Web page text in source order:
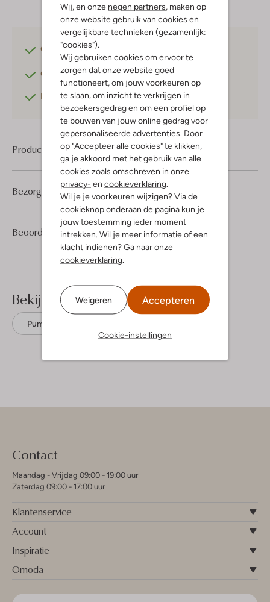
Wij, en onze negen partners, maken op
onze website gebruik van cookies en
vergelijkbare technieken (gezamenlijk:
"cookies").
Wij gebruiken cookies om ervoor te
zorgen dat onze website goed
functioneert, om jouw voorkeuren op
te slaan, om inzicht te verkrijgen in
bezoekersgedrag en om een profiel op
te bouwen van jouw online gedrag voor
gepersonaliseerde advertenties. Door
op "Accepteer alle cookies" te klikken,
ga je akkoord met het gebruik van alle
cookies zoals omschreven in onze
privacy- en cookieverklaring.
Wil je je voorkeuren wijzigen? Via de
cookieknop onderaan de pagina kun je
jouw toestemming ieder moment
intrekken. Wil je meer informatie of een
klacht indienen? Ga naar onze
cookieverklaring.
Weigeren Accepteren
Cookie-instellingen
Gratis verzending
Gratis retournerenbinnen 30 dagen*
Betaal achterafmet Klarna
Product informatie
Beoordelingen (2) 5/5
2
5
Sterren
Bezorgen & retourneren
Bekijk meer
Pumps
Contact
Maandag - Vrijdag 09:00 - 19:00 uur
Zaterdag 09:00 - 17:00 uur
Klantenservice
Account
Inspiratie
Omoda